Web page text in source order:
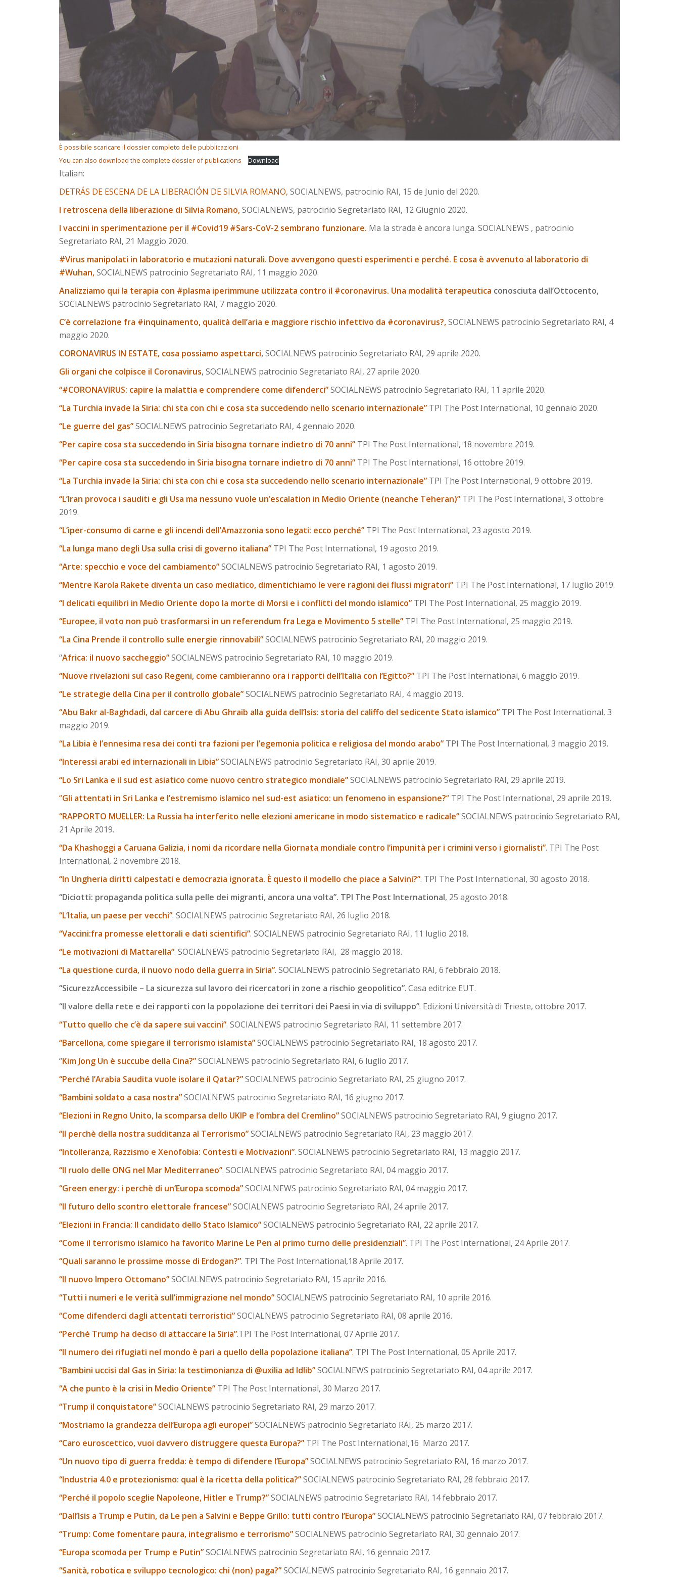
È possibile scaricare il dossier completo delle pubblicazioni
You can also download the complete dossier of publications
Download
Italian:
DETRÁS DE ESCENA DE LA LIBERACIÓN DE SILVIA ROMANO, SOCIALNEWS, patrocinio RAI, 15 de Junio del 2020.
I retroscena della liberazione di Silvia Romano,SOCIALNEWS, patrocinio Segretariato RAI, 12 Giugnio 2020.
I vaccini in sperimentazione per il #Covid19 #Sars-CoV-2 sembrano funzionare. Ma la strada è ancora lunga. SOCIALNEWS , patrocinio
Segretariato RAI, 21 Maggio 2020.
#Virus manipolati in laboratorio e mutazioni naturali. Dove avvengono questi esperimenti e perché. E cosa è avvenuto al laboratorio di
#Wuhan,SOCIALNEWS patrocinio Segretariato RAI, 11 maggio 2020.
Analizziamo qui la terapia con #plasma iperimmune utilizzata contro il #coronavirus. Una modalità terapeutica conosciuta dall’Ottocento,
SOCIALNEWS patrocinio Segretariato RAI, 7 maggio 2020.
C’è correlazione fra #inquinamento, qualità dell’aria e maggiore rischio infettivo da #coronavirus?,SOCIALNEWS patrocinio Segretariato RAI, 4
maggio 2020.
CORONAVIRUS IN ESTATE, cosa possiamo aspettarci,SOCIALNEWS patrocinio Segretariato RAI, 29 aprile 2020.
Gli organi che colpisce il Coronavirus,SOCIALNEWS patrocinio Segretariato RAI, 27 aprile 2020.
“#CORONAVIRUS: capire la malattia e comprendere come difenderci”SOCIALNEWS patrocinio Segretariato RAI, 11 aprile 2020.
“La Turchia invade la Siria: chi sta con chi e cosa sta succedendo nello scenario internazionale” TPI The Post International, 10 gennaio 2020.
“Le guerre del gas”SOCIALNEWS patrocinio Segretariato RAI, 4 gennaio 2020.
“Per capire cosa sta succedendo in Siria bisogna tornare indietro di 70 anni” TPI The Post International, 18 novembre 2019.
“Per capire cosa sta succedendo in Siria bisogna tornare indietro di 70 anni” TPI The Post International, 16 ottobre 2019.
“La Turchia invade la Siria: chi sta con chi e cosa sta succedendo nello scenario internazionale” TPI The Post International, 9 ottobre 2019.
“L’Iran provoca i sauditi e gli Usa ma nessuno vuole un’escalation in Medio Oriente (neanche Teheran)” TPI The Post International, 3 ottobre
2019.
“L’iper-consumo di carne e gli incendi dell’Amazzonia sono legati: ecco perché” TPI The Post International, 23 agosto 2019.
“La lunga mano degli Usa sulla crisi di governo italiana” TPI The Post International, 19 agosto 2019.
“Arte: specchio e voce del cambiamento”SOCIALNEWS patrocinio Segretariato RAI, 1 agosto 2019.
“Mentre Karola Rakete diventa un caso mediatico, dimentichiamo le vere ragioni dei flussi migratori” TPI The Post International, 17 luglio 2019.
“I delicati equilibri in Medio Oriente dopo la morte di Morsi e i conflitti del mondo islamico” TPI The Post International, 25 maggio 2019.
“Europee, il voto non può trasformarsi in un referendum fra Lega e Movimento 5 stelle” TPI The Post International, 25 maggio 2019.
“La Cina Prende il controllo sulle energie rinnovabili”SOCIALNEWS patrocinio Segretariato RAI, 20 maggio 2019.
“Africa: il nuovo saccheggio”SOCIALNEWS patrocinio Segretariato RAI, 10 maggio 2019.
“Nuove rivelazioni sul caso Regeni, come cambieranno ora i rapporti dell’Italia con l’Egitto?” TPI The Post International, 6 maggio 2019.
“Le strategie della Cina per il controllo globale”SOCIALNEWS patrocinio Segretariato RAI, 4 maggio 2019.
“Abu Bakr al-Baghdadi, dal carcere di Abu Ghraib alla guida dell’Isis: storia del califfo del sedicente Stato islamico” TPI The Post International, 3
maggio 2019.
“La Libia è l’ennesima resa dei conti tra fazioni per l’egemonia politica e religiosa del mondo arabo” TPI The Post International, 3 maggio 2019.
“Interessi arabi ed internazionali in Libia”SOCIALNEWS patrocinio Segretariato RAI, 30 aprile 2019.
“Lo Sri Lanka e il sud est asiatico come nuovo centro strategico mondiale”SOCIALNEWS patrocinio Segretariato RAI, 29 aprile 2019.
“Gli attentati in Sri Lanka e l’estremismo islamico nel sud-est asiatico: un fenomeno in espansione?“ TPI The Post International, 29 aprile 2019.
“RAPPORTO MUELLER: La Russia ha interferito nelle elezioni americane in modo sistematico e radicale”SOCIALNEWS patrocinio Segretariato RAI,
21 Aprile 2019.
“Da Khashoggi a Caruana Galizia, i nomi da ricordare nella Giornata mondiale contro l’impunità per i crimini verso i giornalisti”. TPI The Post
International, 2 novembre 2018.
“In Ungheria diritti calpestati e democrazia ignorata. È questo il modello che piace a Salvini?”. TPI The Post International, 30 agosto 2018.
“Diciotti: propaganda politica sulla pelle dei migranti, ancora una volta”. TPI The Post International, 25 agosto 2018.
“L’Italia, un paese per vecchi”. SOCIALNEWS patrocinio Segretariato RAI, 26 luglio 2018.
“Vaccini:fra promesse elettorali e dati scientifici”. SOCIALNEWS patrocinio Segretariato RAI, 11 luglio 2018.
“Le motivazioni di Mattarella”. SOCIALNEWS patrocinio Segretariato RAI, 28 maggio 2018.
“La questione curda, il nuovo nodo della guerra in Siria”. SOCIALNEWS patrocinio Segretariato RAI, 6 febbraio 2018.
“SicurezzAccessibile – La sicurezza sul lavoro dei ricercatori in zone a rischio geopolitico”. Casa editrice EUT.
“Il valore della rete e dei rapporti con la popolazione dei territori dei Paesi in via di sviluppo”. Edizioni Università di Trieste, ottobre 2017.
“Tutto quello che c’è da sapere sui vaccini”. SOCIALNEWS patrocinio Segretariato RAI, 11 settembre 2017.
“Barcellona, come spiegare il terrorismo islamista”SOCIALNEWS patrocinio Segretariato RAI, 18 agosto 2017.
“Kim Jong Un è succube della Cina?”SOCIALNEWS patrocinio Segretariato RAI, 6 luglio 2017.
“Perché l’Arabia Saudita vuole isolare il Qatar?”SOCIALNEWS patrocinio Segretariato RAI, 25 giugno 2017.
“Bambini soldato a casa nostra”SOCIALNEWS patrocinio Segretariato RAI, 16 giugno 2017.
“Elezioni in Regno Unito, la scomparsa dello UKIP e l’ombra del Cremlino”SOCIALNEWS patrocinio Segretariato RAI, 9 giugno 2017.
“Il perchè della nostra sudditanza al Terrorismo”SOCIALNEWS patrocinio Segretariato RAI, 23 maggio 2017.
“Intolleranza, Razzismo e Xenofobia: Contesti e Motivazioni”. SOCIALNEWS patrocinio Segretariato RAI, 13 maggio 2017.
“Il ruolo delle ONG nel Mar Mediterraneo”. SOCIALNEWS patrocinio Segretariato RAI, 04 maggio 2017.
“Green energy: i perchè di un’Europa scomoda”SOCIALNEWS patrocinio Segretariato RAI, 04 maggio 2017.
“Il futuro dello scontro elettorale francese”SOCIALNEWS patrocinio Segretariato RAI, 24 aprile 2017.
“Elezioni in Francia: Il candidato dello Stato Islamico”SOCIALNEWS patrocinio Segretariato RAI, 22 aprile 2017.
“Come il terrorismo islamico ha favorito Marine Le Pen al primo turno delle presidenziali”. TPI The Post International, 24 Aprile 2017.
“Quali saranno le prossime mosse di Erdogan?”. TPI The Post International,18 Aprile 2017.
“Il nuovo Impero Ottomano”SOCIALNEWS patrocinio Segretariato RAI, 15 aprile 2016.
“Tutti i numeri e le verità sull’immigrazione nel mondo”SOCIALNEWS patrocinio Segretariato RAI, 10 aprile 2016.
“Come difenderci dagli attentati terroristici”SOCIALNEWS patrocinio Segretariato RAI, 08 aprile 2016.
“Perché Trump ha deciso di attaccare la Siria”.TPI The Post International, 07 Aprile 2017.
“Il numero dei rifugiati nel mondo è pari a quello della popolazione italiana”. TPI The Post International, 05 Aprile 2017.
“Bambini uccisi dal Gas in Siria: la testimonianza di @uxilia ad Idlib”SOCIALNEWS patrocinio Segretariato RAI, 04 aprile 2017.
“A che punto è la crisi in Medio Oriente” TPI The Post International, 30 Marzo 2017.
“Trump il conquistatore”SOCIALNEWS patrocinio Segretariato RAI, 29 marzo 2017.
“Mostriamo la grandezza dell’Europa agli europei”SOCIALNEWS patrocinio Segretariato RAI, 25 marzo 2017.
“Caro euroscettico, vuoi davvero distruggere questa Europa?” TPI The Post International,16 Marzo 2017.
“Un nuovo tipo di guerra fredda: è tempo di difendere l’Europa”SOCIALNEWS patrocinio Segretariato RAI, 16 marzo 2017.
“Industria 4.0 e protezionismo: qual è la ricetta della politica?”SOCIALNEWS patrocinio Segretariato RAI, 28 febbraio 2017.
“Perché il popolo sceglie Napoleone, Hitler e Trump?”SOCIALNEWS patrocinio Segretariato RAI, 14 febbraio 2017.
“Dall’Isis a Trump e Putin, da Le pen a Salvini e Beppe Grillo: tutti contro l’Europa”SOCIALNEWS patrocinio Segretariato RAI, 07 febbraio 2017.
“Trump: Come fomentare paura, integralismo e terrorismo”SOCIALNEWS patrocinio Segretariato RAI, 30 gennaio 2017.
“Europa scomoda per Trump e Putin”SOCIALNEWS patrocinio Segretariato RAI, 16 gennaio 2017.
“Sanità, robotica e sviluppo tecnologico: chi (non) paga?”SOCIALNEWS patrocinio Segretariato RAI, 16 gennaio 2017.